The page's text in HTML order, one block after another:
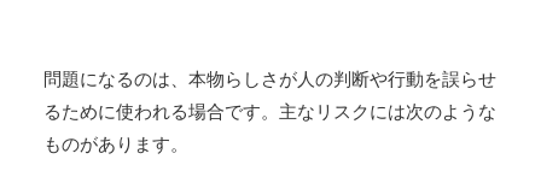
問題になるのは、本物らしさが人の判断や行動を誤らせ
るために使われる場合です。主なリスクには次のような
ものがあります。